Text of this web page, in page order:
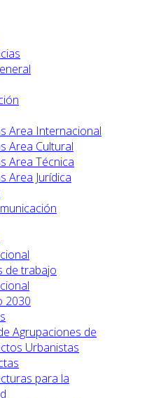
Area Internacional
Area Cultural
Area Técnica
Area Jurídica
de trabajo
2030
Agrupaciones de
Urbanistas
para la